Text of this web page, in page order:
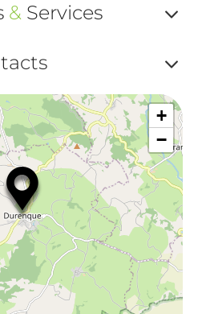
ou
& Services
ou
ou
+
−